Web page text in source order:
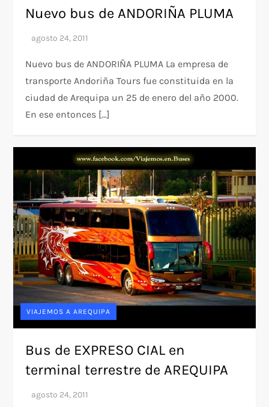
Nuevo bus de ANDORIÑA PLUMA
Nuevo bus de ANDORIÑA PLUMA La empresa de
transporte Andoriña Tours fue constituida en la
ciudad de Arequipa un 25 de enero del año 2000.
En ese entonces […]
VIAJEMOS A AREQUIPA
Bus de EXPRESO CIAL en
terminal terrestre de AREQUIPA